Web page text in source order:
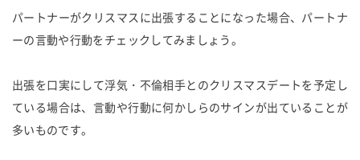
パートナーがクリスマスに出張することになった場合、パートナ
ーの言動や行動をチェックしてみましょう。
出張を口実にして浮気・不倫相手とのクリスマスデートを予定し
ている場合は、言動や行動に何かしらのサインが出ていることが
多いものです。